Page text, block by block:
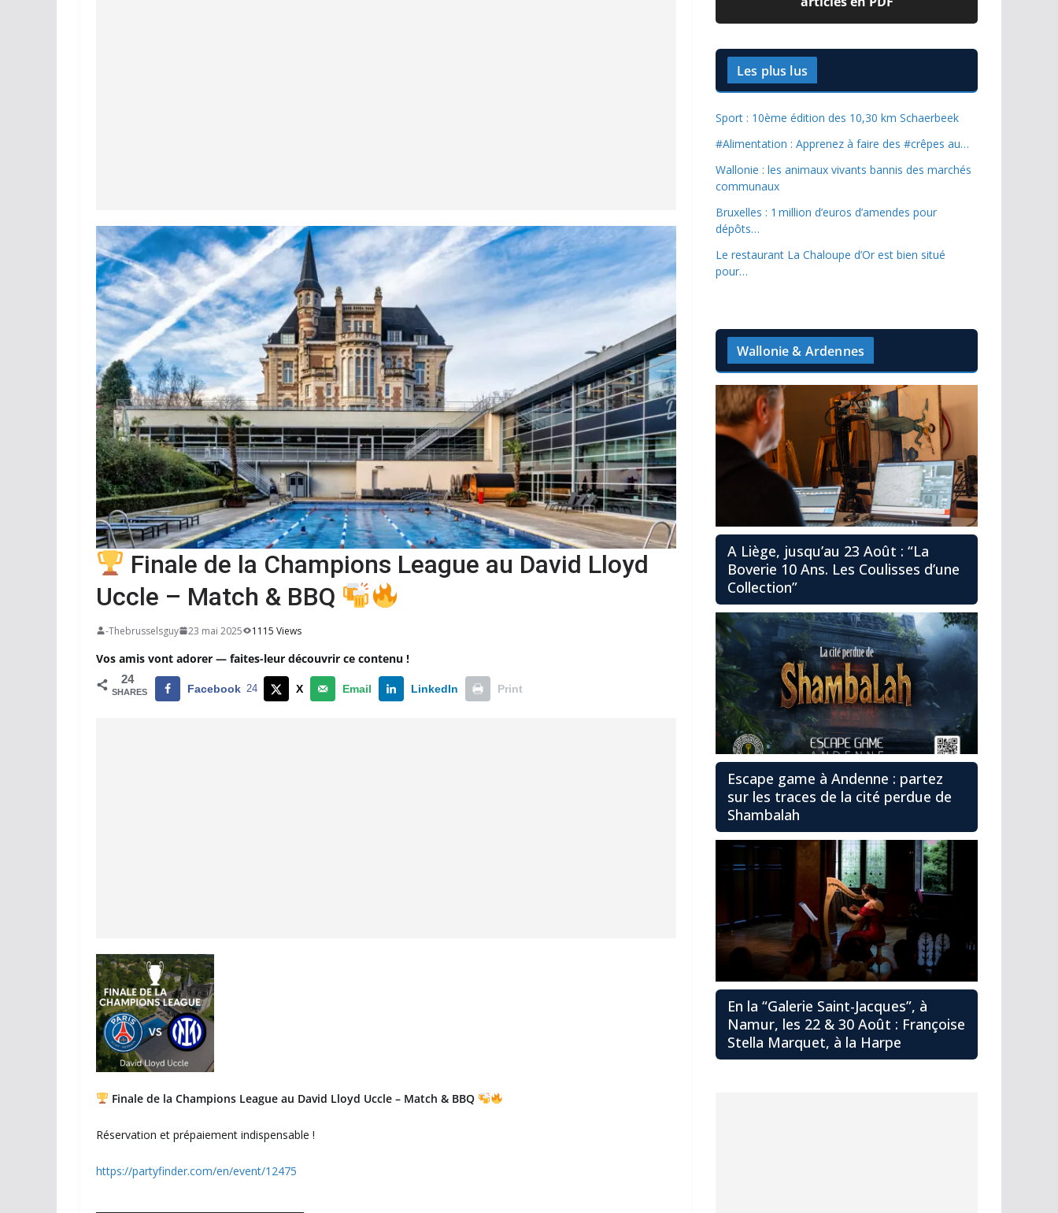
Finale de la Champions League au David Lloyd
Uccle – Match & BBQ
-Thebrusselsguy 23 mai 2025 1115 Views
Vos amis vont adorer — faites-leur découvrir ce contenu !
24
SHARES Facebook 24 X Email LinkedIn Print
Finale de la Champions League au David Lloyd Uccle – Match & BBQ
Réservation et prépaiement indispensable !
https://partyfinder.com/en/event/12475
Les plus lus
Sport : 10ème édition des 10,30 km Schaerbeek
#Alimentation : Apprenez à faire des #crêpes au…
Wallonie : les animaux vivants bannis des marchés
communaux
Bruxelles : 1 million d’euros d’amendes pour
dépôts…
Le restaurant La Chaloupe d’Or est bien situé
pour…
Wallonie & Ardennes
A Liège, jusqu’au 23 Août : “La
Boverie 10 Ans. Les Coulisses d’une
Collection”
Escape game à Andenne : partez
sur les traces de la cité perdue de
Shambalah
En la “Galerie Saint-Jacques”, à
Namur, les 22 & 30 Août : Françoise
Stella Marquet, à la Harpe